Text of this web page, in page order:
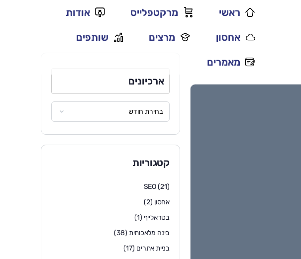
ראשי מרקטפלייס אודות
אחסון מרצים שותפים
מאמרים
ארכיונים
קטגוריות
SEO(21)
אחסון (2)
בטראלייף (1)
בינה מלאכותית (38)
בניית אתרים (17)